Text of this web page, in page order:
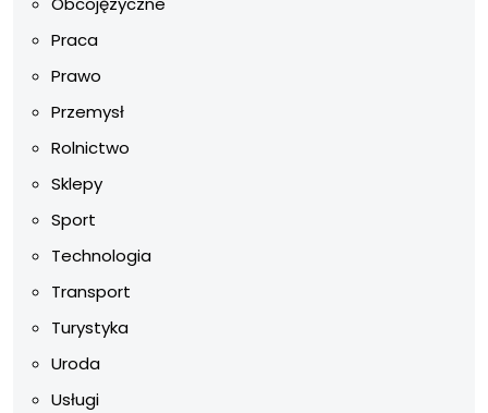
Praca
Prawo
Przemysł
Rolnictwo
Sklepy
Sport
Technologia
Transport
Turystyka
Uroda
Usługi